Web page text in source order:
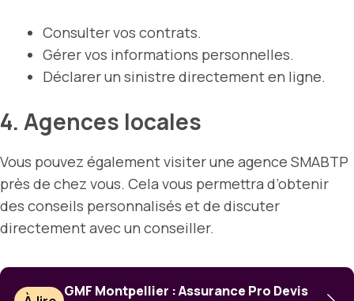
Consulter vos contrats.
Gérer vos informations personnelles.
Déclarer un sinistre directement en ligne.
4. Agences locales
Vous pouvez également visiter une agence SMABTP
près de chez vous. Cela vous permettra d’obtenir
des conseils personnalisés et de discuter
directement avec un conseiller.
GMF Montpellier : Assurance Pro Devis